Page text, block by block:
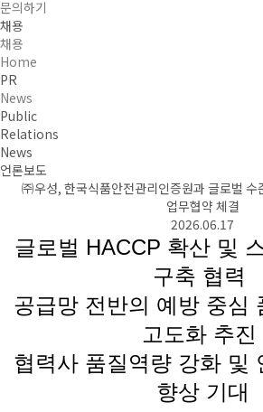
문의하기
채용
채용
Home
PR
News
Public
Relations
News
언론보도
㈜우성, 한국식품안전관리인증원과 글로벌 수
업무협약 체결
2026.06.17
글로벌 HACCP 확산 및
구축 협력
공급망 전반의 예방 중심
고도화 추진
협력사 품질역량 강화 및
향상 기대